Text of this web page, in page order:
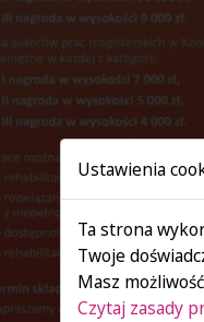
Ustawienia
Ta strona
Twoje
Masz
Czytaj zasady